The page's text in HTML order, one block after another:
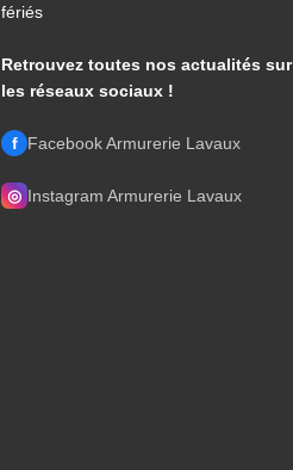
fériés
Retrouvez toutes nos actualités sur
les réseaux sociaux !
f Facebook Armurerie Lavaux
◎ Instagram Armurerie Lavaux